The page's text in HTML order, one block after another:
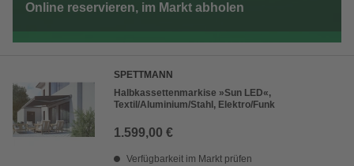
Online reservieren, im Markt abholen
SPETTMANN
Halbkassettenmarkise »Sun LED«,
Textil/Aluminium/Stahl, Elektro/Funk
1.599,00 €
Verfügbarkeit im Markt prüfen